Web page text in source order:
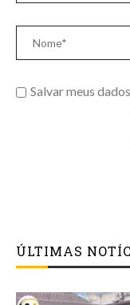
Salvar meus
ÚLTIMAS